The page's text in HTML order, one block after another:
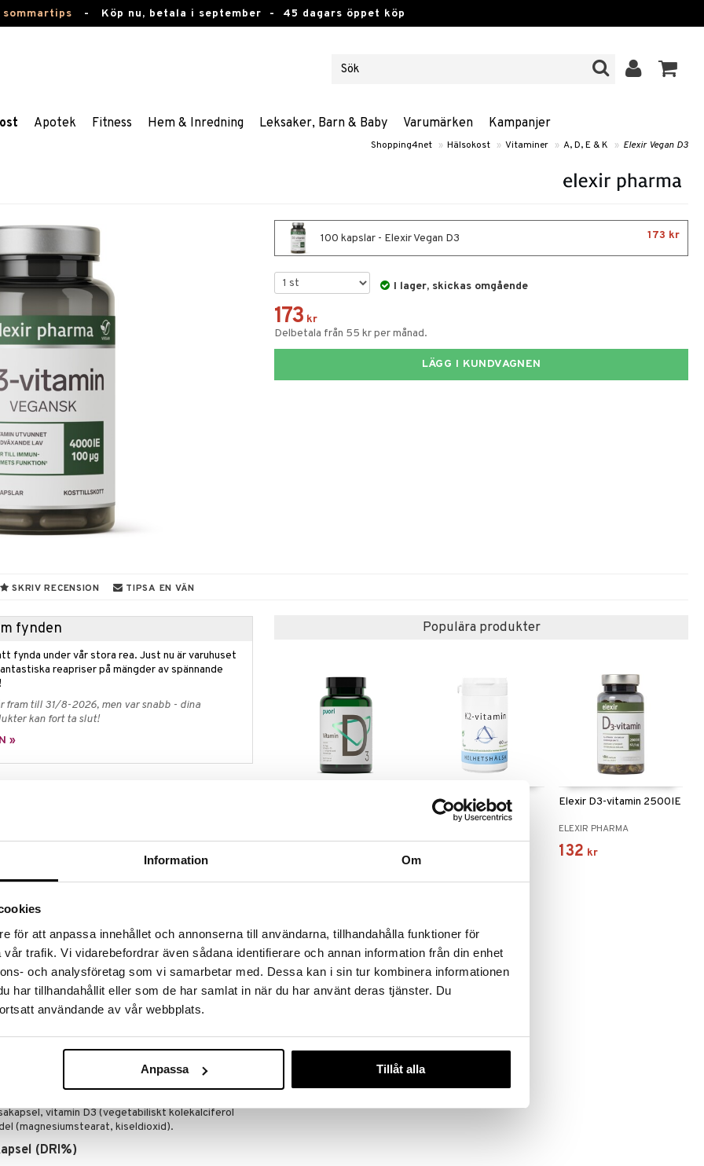
Information Om
för att anpassa innehållet och annonserna till användarna, tillhandahålla funktioner för
trafik. Vi vidarebefordrar även sådana identifierare och annan information från din enhet
och analysföretag som vi samarbetar med. Dessa kan i sin tur kombinera informationen
har tillhandahållit eller som de har samlat in när du har använt deras tjänster. Du
användande av vår webbplats.
Anpassa Tillåt alla
- Köp nu, betala i september - 45 dagars öppet köp
Apotek Fitness Hem & Inredning Leksaker, Barn & Baby Varumärken Kampanjer
Shopping4net » Hälsokost » Vitaminer » A, D, E & K » Elexir Vegan D3
100 kapslar - Elexir Vegan D3 173 kr
I lager, skickas omgående
173 kr
Delbetala från 55 kr per månad.
LÄGG I KUNDVAGNEN
SKRIV RECENSION TIPSA EN VÄN
fynden
fynda under vår stora rea. Just nu är varuhuset
reapriser på mängder av spännande
fram till 31/8-2026, men var snabb - dina
kan fort ta slut!
»
av året inte står tillräckligt högt i Norden så
då vegansk kosthållning har väldigt få
är framställd av cellulosa, ett växtbaserat
daglig dos bör inte överskridas. Kosttillskott
till en varierad kost. Förvaras utom räckhåll för små
vitamin D3 (vegetabiliskt kolekalciferol
(magnesiumstearat, kiseldioxid).
(DRI%)
Populära produkter
K2-vitamin Elexir D3-vitamin 2500IE
ELEXIR PHARMA
132 kr
Alpha Plus D3-vitamin
3000 IE + K2
fr.167 kr (ord.222kr)